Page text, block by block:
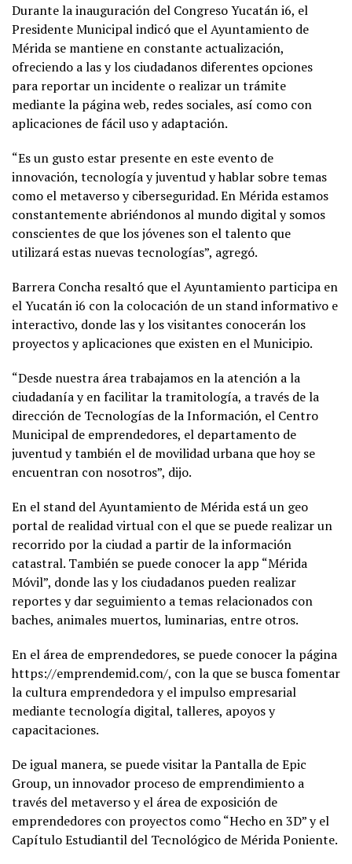
Durante la inauguración del Congreso Yucatán i6, el
Presidente Municipal indicó que el Ayuntamiento de
Mérida se mantiene en constante actualización,
ofreciendo a las y los ciudadanos diferentes opciones
para reportar un incidente o realizar un trámite
mediante la página web, redes sociales, así como con
aplicaciones de fácil uso y adaptación.
“Es un gusto estar presente en este evento de
innovación, tecnología y juventud y hablar sobre temas
como el metaverso y ciberseguridad. En Mérida estamos
constantemente abriéndonos al mundo digital y somos
conscientes de que los jóvenes son el talento que
utilizará estas nuevas tecnologías”, agregó.
Barrera Concha resaltó que el Ayuntamiento participa en
el Yucatán i6 con la colocación de un stand informativo e
interactivo, donde las y los visitantes conocerán los
proyectos y aplicaciones que existen en el Municipio.
“Desde nuestra área trabajamos en la atención a la
ciudadanía y en facilitar la tramitología, a través de la
dirección de Tecnologías de la Información, el Centro
Municipal de emprendedores, el departamento de
juventud y también el de movilidad urbana que hoy se
encuentran con nosotros”, dijo.
En el stand del Ayuntamiento de Mérida está un geo
portal de realidad virtual con el que se puede realizar un
recorrido por la ciudad a partir de la información
catastral. También se puede conocer la app “Mérida
Móvil”, donde las y los ciudadanos pueden realizar
reportes y dar seguimiento a temas relacionados con
baches, animales muertos, luminarias, entre otros.
En el área de emprendedores, se puede conocer la página
https://emprendemid.com/, con la que se busca fomentar
la cultura emprendedora y el impulso empresarial
mediante tecnología digital, talleres, apoyos y
capacitaciones.
De igual manera, se puede visitar la Pantalla de Epic
Group, un innovador proceso de emprendimiento a
través del metaverso y el área de exposición de
emprendedores con proyectos como “Hecho en 3D” y el
Capítulo Estudiantil del Tecnológico de Mérida Poniente.